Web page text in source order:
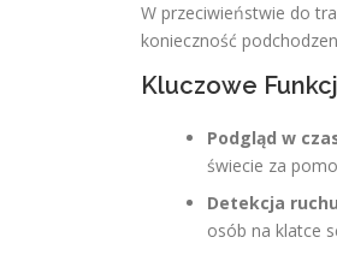
W przeciwieństwie do
konieczność
Kluczowe
Podgląd w
świecie za
Detekcja
osób na klatce